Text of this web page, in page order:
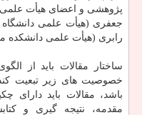
پژوهشی و اعضای هیأت
جعفری (هیأت علمی
رابری (هیأت علمی دانشکده
ساختار مقالات باید از
مقدمه، نتیجه گیری و